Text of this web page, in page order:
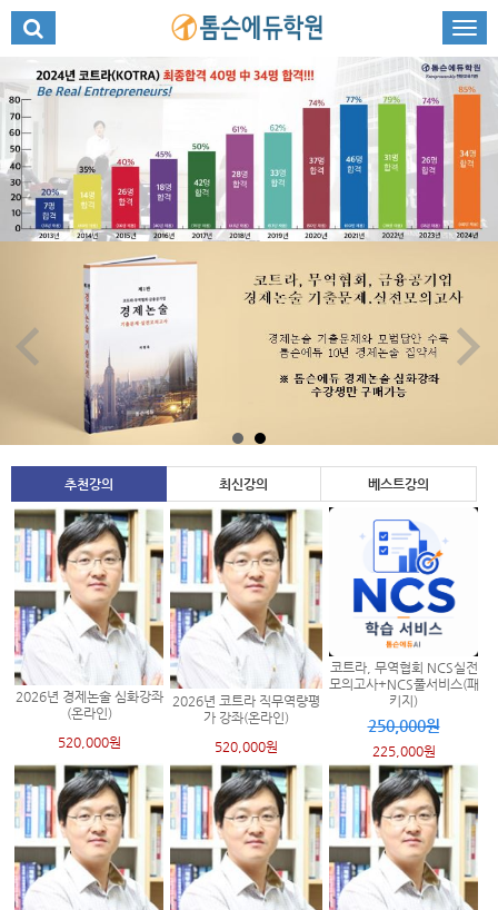
추천강의 최신강의 베스트강의
2026년 경제논술 심화강좌
(온라인)
520,000원
2026년 코트라 직무역량평
가 강좌(온라인)
520,000원
코트라, 무역협회 NCS실전
모의고사+NCS풀서비스(패
키지)
250,000원
225,000원